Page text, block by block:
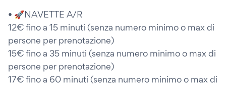
• 🚀NAVETTE A/R
12€ fino a 15 minuti (senza numero minimo o max di
persone per prenotazione)
15€ fino a 35 minuti (senza numero minimo o max di
persone per prenotazione)
17€ fino a 60 minuti (senza numero minimo o max di